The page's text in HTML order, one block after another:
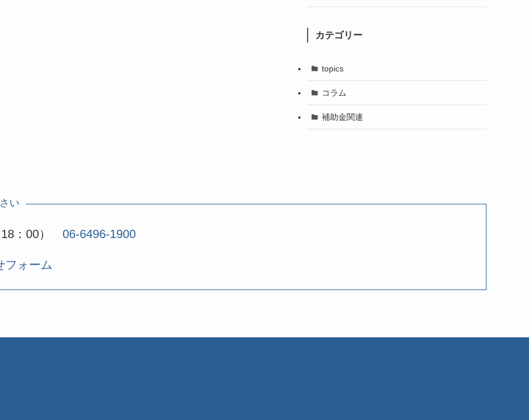
カテゴリー
topics
コラム
補助金関連
い
18：00） 06-6496-1900
フォーム